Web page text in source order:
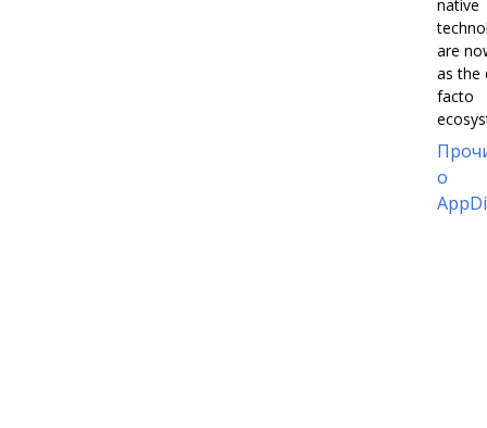
native
are
as the
facto
о